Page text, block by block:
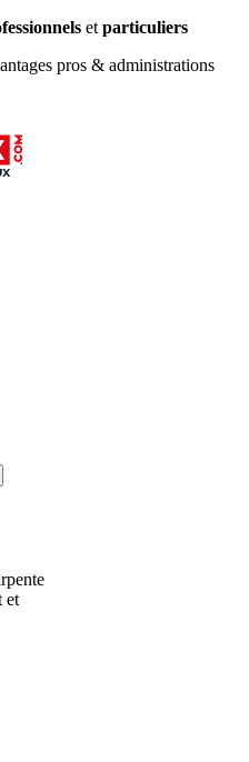
et particuliers
pros & administrations
et